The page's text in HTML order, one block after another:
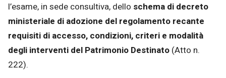
l’esame, in sede consultiva, dello schema di decreto
ministeriale di adozione del regolamento recante
requisiti di accesso, condizioni, criteri e modalità
degli interventi del Patrimonio Destinato (Atto n.
222).